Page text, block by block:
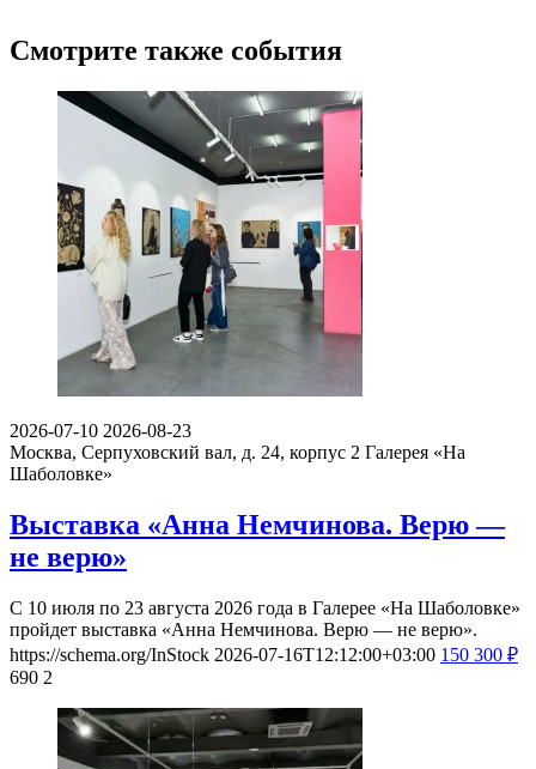
Смотрите также события
2026-07-10 2026-08-23
Москва, Серпуховский вал, д. 24, корпус 2 Галерея «На
Шаболовке»
Выставка «Анна Немчинова. Верю —
не верю»
С 10 июля по 23 августа 2026 года в Галерее «На Шаболовке»
пройдет выставка «Анна Немчинова. Верю — не верю».
https://schema.org/InStock 2026-07-16T12:12:00+03:00 150 300 ₽
690 2